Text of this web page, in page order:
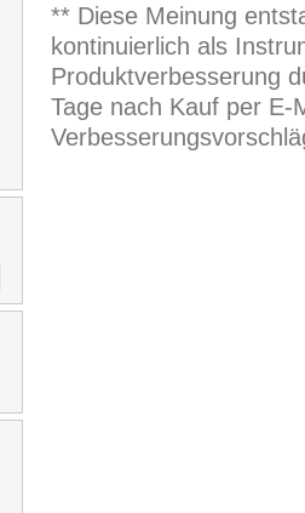
** Diese Meinung
kontinuierlich als
Produktverbesserung
Tage nach Kauf per E-